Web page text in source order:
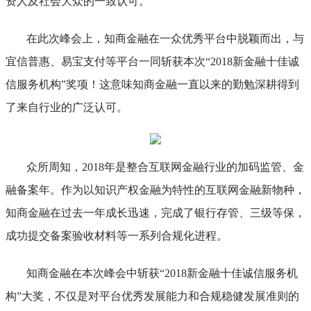
在此次峰会上，知商金融在一众优秀平台中脱颖而出，与
宜信普惠、易宝支付等平台一同斩获本次“2018新金融十佳诚
信服务机构”奖项！这意味知商金融一直以来的勤勉深耕得到
了来自行业的广泛认可。
众所周知，2018年是整合互联网金融行业的加码监管、金
融备案年。作为以知识产权金融为特性的互联网金融新物种，
知商金融在过去一年成长迅速，完成了银行存管、三级等保，
成功提交备案验收材料等一系列合规化进程。
知商金融在本次峰会中斩获“2018新金融十佳诚信服务机
构”大奖，不仅是对平台优秀发展能力和合规稳健发展准则的